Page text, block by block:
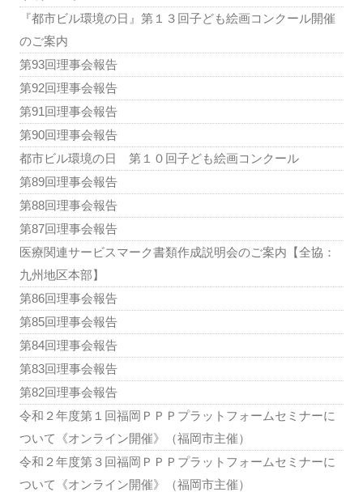
『都市ビル環境の日』第１３回子ども絵画コンクール開催
のご案内
第93回理事会報告
第92回理事会報告
第91回理事会報告
第90回理事会報告
都市ビル環境の日 第１０回子ども絵画コンクール
第89回理事会報告
第88回理事会報告
第87回理事会報告
医療関連サービスマーク書類作成説明会のご案内【全協：
九州地区本部】
第86回理事会報告
第85回理事会報告
第84回理事会報告
第83回理事会報告
第82回理事会報告
令和２年度第１回福岡ＰＰＰプラットフォームセミナーに
ついて《オンライン開催》（福岡市主催）
令和２年度第３回福岡ＰＰＰプラットフォームセミナーに
ついて《オンライン開催》（福岡市主催）